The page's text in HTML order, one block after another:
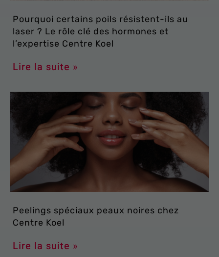
Pourquoi certains poils résistent-ils au
laser ? Le rôle clé des hormones et
l’expertise Centre Koel
Lire la suite »
Peelings spéciaux peaux noires chez
Centre Koel
Lire la suite »